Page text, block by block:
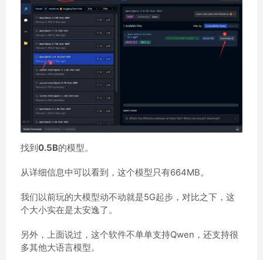
找到 0.5B的模型。
从详细信息中可以看到，这个模型只有664MB。
我们以前玩的大模型动不动就是5G起步，对比之下，这
个大小实在是太安逸了。
另外，上面说过，这个软件不单单支持Qwen，还支持很
多其他大语言模型。